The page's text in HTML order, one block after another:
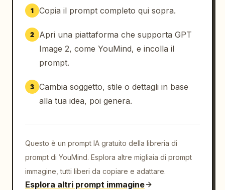
ento sfumato da oro a giallo con spesso
sottile per 売上
UP!","support_text_style":"sans serif
giapponese in grassetto in nero, rosso e
di vendita per parchi divertimento giapponesi
con l'immagine delle montagne russe che
domina la metà destra e l'enorme titolo di
sovrapposti, una forte gerarchia e l'urgenza
tipica della pubblicità retail. Includi un
badge logo bianco arrotondato in alto a
destra, un titolo su nastro rosso proprio in
1 Copia il prompt completo qui sopra.
2
Apri una piattaforma che supporta GPT
Image 2, come YouMind, e incolla il
prompt.
3 Cambia soggetto, stile o dettagli in base
alla tua idea, poi genera.
Questo è un prompt IA gratuito della libreria di
prompt di YouMind. Esplora altre migliaia di prompt
immagine, tutti liberi da copiare e adattare.
Esplora altri prompt immagine